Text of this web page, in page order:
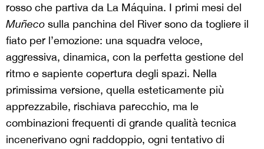
rosso che partiva da La Máquina. I primi mesi del
Muñeco sulla panchina del River sono da togliere il
fiato per l’emozione: una squadra veloce,
aggressiva, dinamica, con la perfetta gestione del
ritmo e sapiente copertura degli spazi. Nella
primissima versione, quella esteticamente più
apprezzabile, rischiava parecchio, ma le
combinazioni frequenti di grande qualità tecnica
incenerivano ogni raddoppio, ogni tentativo di